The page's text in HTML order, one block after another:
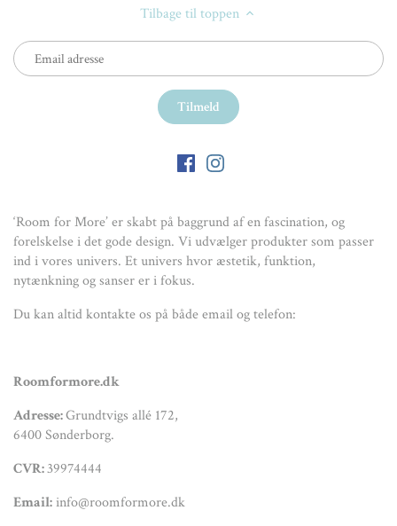
Tilbage til toppen
‘Room for More’ er skabt på baggrund af en fascination, og
forelskelse i det gode design. Vi udvælger produkter som passer
ind i vores univers. Et univers hvor æstetik, funktion,
nytænkning og sanser er i fokus.
Du kan altid kontakte os på både email og telefon:
Roomformore.dk
Adresse:Grundtvigs allé 172,
6400 Sønderborg.
CVR:39974444
Email:info@roomformore.dk